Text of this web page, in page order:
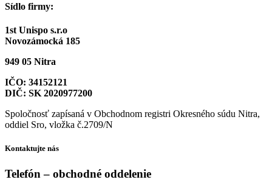
Sídlo firmy:
1st Unispo s.r.o
Novozámocká 185
949 05 Nitra
IČO: 34152121
DIČ: SK 2020977200
Spoločnosť zapísaná v Obchodnom registri Okresného súdu Nitra,
oddiel Sro, vložka č.2709/N
Kontaktujte nás
Telefón – obchodné oddelenie